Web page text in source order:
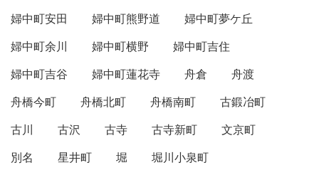
婦中町安田
婦中町熊野道
婦中町夢ケ丘
婦中町余川
婦中町横野
婦中町吉住
婦中町吉谷
婦中町蓮花寺 舟倉
舟渡
舟橋今町
舟橋北町 舟橋南町
古鍛冶町
古川
古沢 古寺 古寺新町
文京町
別名
星井町 堀
堀川小泉町